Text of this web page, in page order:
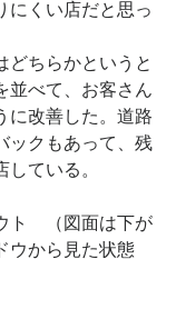
にくい店だと思っ
どちらかというと
並べて、お客さん
に改善した。道路
ックもあって、残
ている。
ト　（図面は下が
ウから見た状態